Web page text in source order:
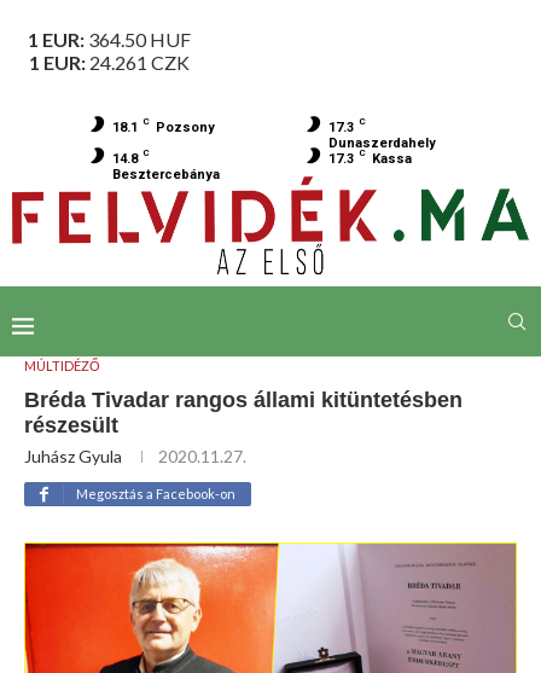
1 EUR: 364.50HUF
1 EUR: 24.261 CZK
18.1 C Pozsony 17.3 C
Dunaszerdahely
14.8 C
Besztercebánya
17.3 C Kassa
MÚLTIDÉZŐ
Bréda Tivadar rangos állami kitüntetésben
részesült
Juhász Gyula 2020.11.27.
Megosztás a Facebook-on